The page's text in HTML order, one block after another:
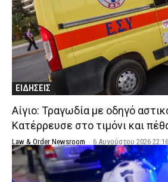
ΕΙΔΗΣΕΙΣ
Αίγιο: Τραγωδία με οδηγό
Κατέρρευσε στο τιμόνι και
Law & Order Newsroom - 6 Αυγούστου 2026 22:16